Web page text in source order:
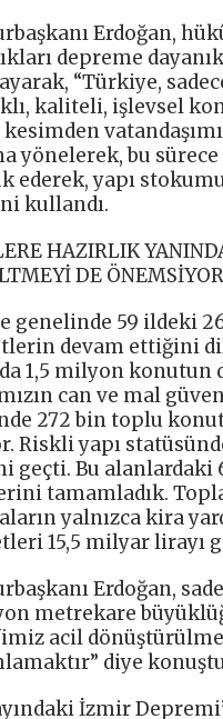
Erdoğan,
depreme
“Türkiye,
kaliteli, işlevsel
kesimden
yönelerek, bu
ederek, yapı
kullandı.
HAZIRLIK
DE
genelinde 59 ildeki
devam ettiğini
1,5 milyon
can ve mal
272 bin toplu
Riskli yapı
geçti. Bu alanlardaki
tamamladık.
yalnızca kira
15,5 milyar lirayı
Erdoğan,
metrekare
acil
diye
İzmir